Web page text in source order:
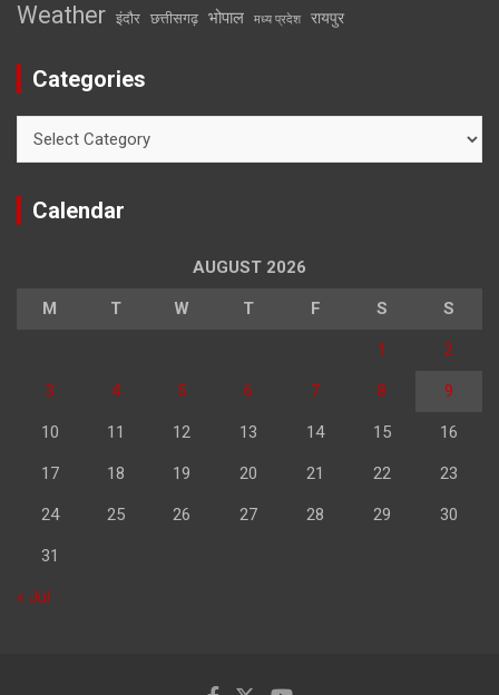
Weather इंदौर छत्तीसगढ़ भोपाल मध्य प्रदेश रायपुर
Categories
Calendar
AUGUST 2026
M T W T F S S
1 2
3 4 5 6 7 8 9
10 11 12 13 14 15 16
17 18 19 20 21 22 23
24 25 26 27 28 29 30
31
« Jul